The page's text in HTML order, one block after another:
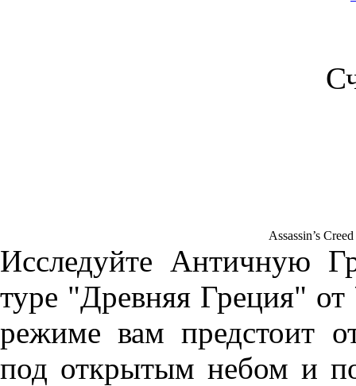
Assassin’s
Исследуйте Античную
туре "Древняя Греция" от
режиме вам предстоит
под открытым небом и